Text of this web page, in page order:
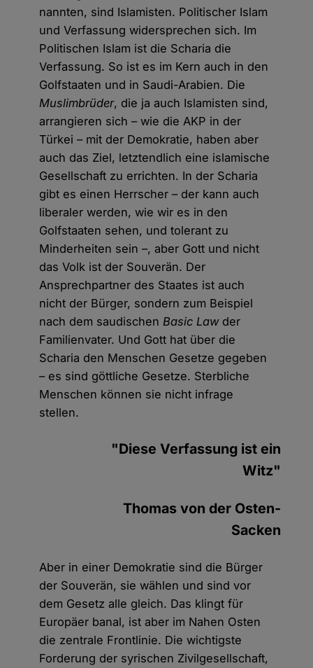
nannten, sind Islamisten. Politischer Islam
und Verfassung widersprechen sich. Im
Politischen Islam ist die Scharia die
Verfassung. So ist es im Kern auch in den
Golfstaaten und in Saudi-Arabien. Die
Muslimbrüder, die ja auch Islamisten sind,
arrangieren sich – wie die AKP in der
Türkei – mit der Demokratie, haben aber
auch das Ziel, letztendlich eine islamische
Gesellschaft zu errichten. In der Scharia
gibt es einen Herrscher – der kann auch
liberaler werden, wie wir es in den
Golfstaaten sehen, und tolerant zu
Minderheiten sein –, aber Gott und nicht
das Volk ist der Souverän. Der
Ansprechpartner des Staates ist auch
nicht der Bürger, sondern zum Beispiel
nach dem saudischenBasic Lawder
Familienvater. Und Gott hat über die
Scharia den Menschen Gesetze gegeben
– es sind göttliche Gesetze. Sterbliche
Menschen können sie nicht infrage
stellen.
"Diese Verfassung ist ein
Witz"
Thomas von der Osten-
Sacken
Aber in einer Demokratie sind die Bürger
der Souverän, sie wählen und sind vor
dem Gesetz alle gleich. Das klingt für
Europäer banal, ist aber im Nahen Osten
die zentrale Frontlinie. Die wichtigste
Forderung der syrischen Zivilgesellschaft,